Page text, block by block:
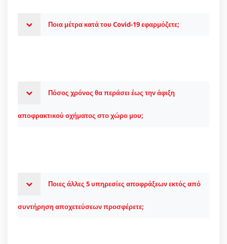
Ποια μέτρα κατά του Covid-19 εφαρμόζετε;
Πόσος χρόνος θα περάσει έως την άφιξη
αποφρακτικού οχήματος στο χώρο μου;
Ποιες άλλες 5 υπηρεσίες αποφράξεων εκτός από
συντήρηση αποχετεύσεων προσφέρετε;